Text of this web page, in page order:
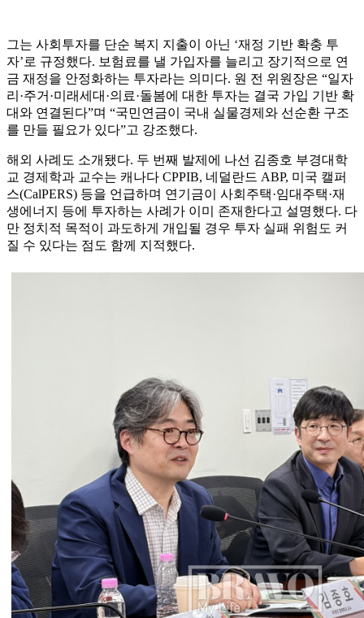
그는 사회투자를 단순 복지 지출이 아닌 ‘재정 기반 확충 투
자’로 규정했다. 보험료를 낼 가입자를 늘리고 장기적으로 연
금 재정을 안정화하는 투자라는 의미다. 원 전 위원장은 “일자
리·주거·미래세대·의료·돌봄에 대한 투자는 결국 가입 기반 확
대와 연결된다”며 “국민연금이 국내 실물경제와 선순환 구조
를 만들 필요가 있다”고 강조했다.
해외 사례도 소개됐다. 두 번째 발제에 나선 김종호 부경대학
교 경제학과 교수는 캐나다 CPPIB, 네덜란드 ABP, 미국 캘퍼
스(CalPERS) 등을 언급하며 연기금이 사회주택·임대주택·재
생에너지 등에 투자하는 사례가 이미 존재한다고 설명했다. 다
만 정치적 목적이 과도하게 개입될 경우 투자 실패 위험도 커
질 수 있다는 점도 함께 지적했다.